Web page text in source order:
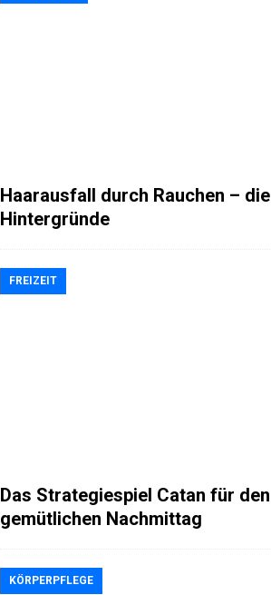
Haarausfall durch Rauchen – die
Hintergründe
FREIZEIT
Das Strategiespiel Catan für den
gemütlichen Nachmittag
KÖRPERPFLEGE